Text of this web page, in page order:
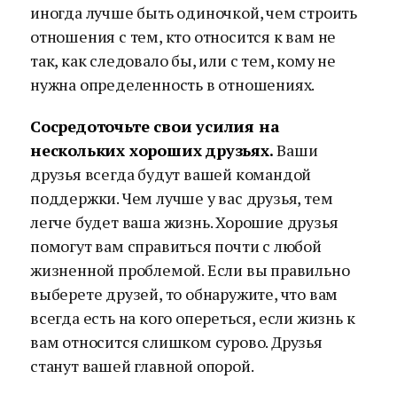
иногда лучше быть одиночкой, чем строить
отношения с тем, кто относится к вам не
так, как следовало бы, или с тем, кому не
нужна определенность в отношениях.
Сосредоточьте свои усилия на
нескольких хороших друзьях.Ваши
друзья всегда будут вашей командой
поддержки. Чем лучше у вас друзья, тем
легче будет ваша жизнь. Хорошие друзья
помогут вам справиться почти с любой
жизненной проблемой. Если вы правильно
выберете друзей, то обнаружите, что вам
всегда есть на кого опереться, если жизнь к
вам относится слишком сурово. Друзья
станут вашей главной опорой.